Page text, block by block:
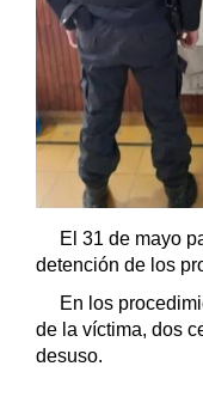
El 31 de mayo
detención de los
En los
de la víctima, dos
desuso.